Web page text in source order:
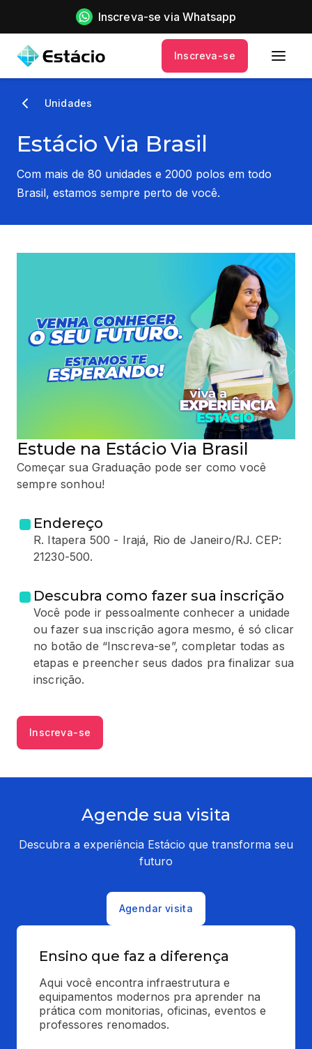
Inscreva-se via Whatsapp
Inscreva-se
Unidades
Estácio Via Brasil
Com mais de 80 unidades e 2000 polos em todo
Brasil, estamos sempre perto de você.
Estude na Estácio Via Brasil
Começar sua Graduação pode ser como você
sempre sonhou!
Endereço
R. Itapera 500 - Irajá, Rio de Janeiro/RJ. CEP:
21230-500.
Descubra como fazer sua inscrição
Você pode ir pessoalmente conhecer a unidade
ou fazer sua inscrição agora mesmo, é só clicar
no botão de “Inscreva-se”, completar todas as
etapas e preencher seus dados pra finalizar sua
inscrição.
Inscreva-se
Agende sua visita
Descubra a experiência Estácio que transforma seu
futuro
Agendar visita
Ensino que faz a diferença
Aqui você encontra infraestrutura e
equipamentos modernos pra aprender na
prática com monitorias, oficinas, eventos e
professores renomados.